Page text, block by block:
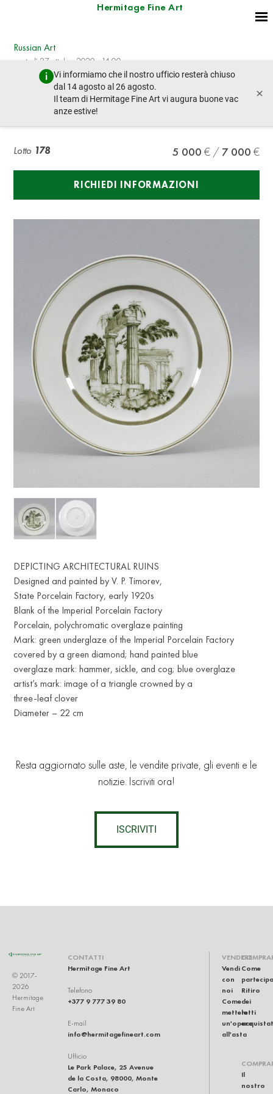
Hermitage Fine Art
Vi informiamo che il nostro ufficio resterà chiuso
dal 14 agosto al 26 agosto.
Il team di Hermitage Fine Art vi augura buone vac
anze estive!
×
Russian Art
martedì 27 ottobre 2020 - 14:00
lotto precedente lotto prossimo
SOVIET PORCELAIN PLATE
Lotto 178 5 000 7 000
RICHIEDI INFORMAZIONI
DEPICTING ARCHITECTURAL RUINS
Designed and painted by V. P. Timorev,
State Porcelain Factory, early 1920s
Blank of the Imperial Porcelain Factory
Porcelain, polychromatic overglaze painting
Mark: green underglaze of the Imperial Porcelain Factory
covered by a green diamond; hand painted blue
overglaze mark: hammer, sickle, and cog; blue overglaze
artist’s mark: image of a triangle crowned by a
three-leaf clover
Diameter – 22 cm
Resta aggiornato sulle aste, le vendite private, gli eventi e le
notizie. Iscriviti ora!
ISCRIVITI
© 2017-
2026
Hermitage
Fine Art
CONTATTI
Hermitage Fine Art
Telefono
+377 9 777 39 80
E-mail
info@hermitagefineart.com
Ufficio
Le Park Palace, 25 Avenue
de la Costa, 98000, Monte
Carlo, Monaco
VENDERE
Vendi
con
noi
Come
mettere
un'opera
all'asta
Come
Ritiro
dei
lotti
Il
nostro